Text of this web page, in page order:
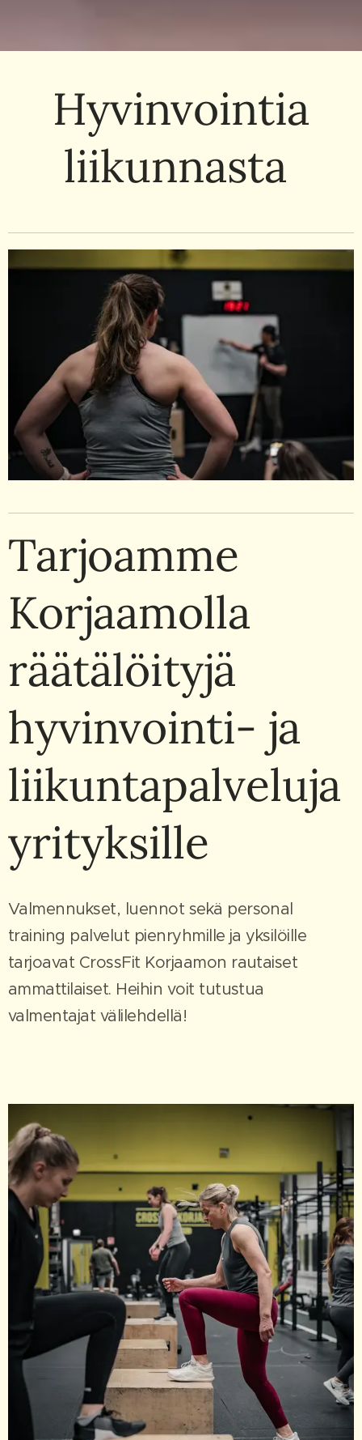
Hyvinvointia
liikunnasta
Tarjoamme
Korjaamolla
räätälöityjä
hyvinvointi- ja
liikuntapalveluja
yrityksille
Valmennukset, luennot sekä personal
training palvelut pienryhmille ja yksilöille
tarjoavat CrossFit Korjaamon rautaiset
ammattilaiset. Heihin voit tutustua
valmentajat välilehdellä!